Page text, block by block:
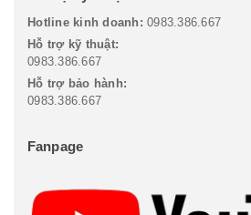
Hotline kinh doanh: 0983.386.667
Hỗ trợ kỹ thuật:
0983.386.667
Hỗ trợ bảo hành:
0983.386.667
Fanpage